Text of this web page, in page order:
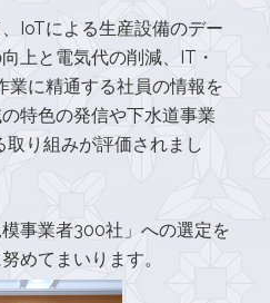
IoTによる生産設備のデー
上と電気代の削減、IT・
業に精通する社員の情報を
特色の発信や下水道事業
り組みが評価されまし
事業者300社」への選定を
めてまいります。